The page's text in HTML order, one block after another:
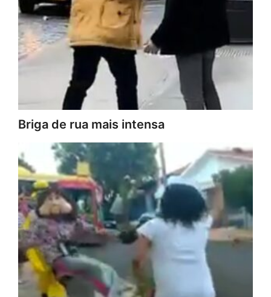
Briga de rua mais intensa